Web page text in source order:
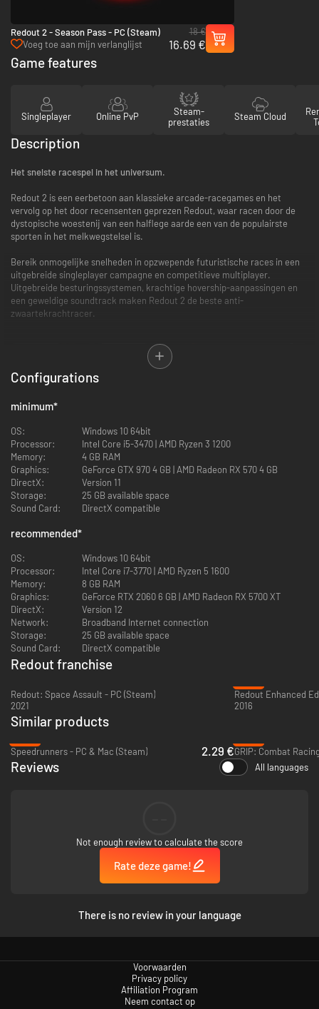
Redout 2 - Season Pass - PC (Steam)
Voeg toe aan mijn verlanglijst
18 €
16.69 €
Game features
Singleplayer Online PvP
Steam-
prestaties
Steam Cloud
Description
Het snelste racespel in het universum.
Redout 2 is een eerbetoon aan klassieke arcade-racegames en het
vervolg op het door recensenten geprezen Redout, waar racen door de
dystopische woestenij van een halflege aarde een van de populairste
sporten in het melkwegstelsel is.
Bereik onmogelijke snelheden in opzwepende futuristische races in een
uitgebreide singleplayer campagne en competitieve multiplayer.
Uitgebreide besturingssystemen, krachtige hovership-aanpassingen en
een geweldige soundtrack maken Redout 2 de beste anti-
zwaartekrachtracer.
HOOFDKENMERKEN
Snelheid en besturing: ervaar in de traditie van anti-zwaartekracht
raceklassiekers zoals Wipeout en F-Zero duizelingwekkende snelheden en
een intuïtieve besturing. Dit zorgt ervoor dat je niet alleen meteen met
Redout 2 aan de gang kunt, maar ook dat het erg bevredigend is als je
weg door de meest krankzinnige levels in de geschiedenis van het genre.
Uitgebreide Career Mode: vlieg door honderden events in 36 unieke
circuits, die ook nog eens allemaal omkeerbaar zijn! Scheur langs je
tegenstanders en heers aan de finish, van Arena Races en Time Attacks
tot Last Man Standing en intense Boss Races.
Competitieve multiplayer: race tegen andere coureurs in intense online
multiplayer-actie voor 12 spelers. Waag je aan nieuwe uitdagingen met
regelmatig toegevoegde content, naast seizoenen met unieke
esthetische beloningen.
: kies uit 12 verschillende chassis
en pas je eigen hovership volledig aan met een ongelooflijke selectie aan
aandrijvingen, stabilisatoren, roeren, luchtkoelers, vleugelkleppen,
magneten, vleugels, spoilers, raketmotoren, verf en meer! Leg met de
Waanzinnige soundtrack
: met supersterren uit de elektronische muziek,
waaronder de legendarische Giorgio Moroder en veelgeprezen talenten
Configurations
minimum*
OS:
Windows 10 64bit
Processor:
Intel Core i5-3470 | AMD Ryzen 3 1200
Memory:
4 GB RAM
Graphics:
GeForce GTX 970 4 GB | AMD Radeon RX 570 4 GB
DirectX:
Version 11
Storage:
25 GB available space
Sound Card:
DirectX compatible
recommended*
OS:
Windows 10 64bit
Processor:
Intel Core i7-3770 | AMD Ryzen 5 1600
Memory:
8 GB RAM
Graphics:
GeForce RTX 2060 6 GB | AMD Radeon RX 5700 XT
DirectX:
Version 12
Network:
Broadband Internet connection
Storage:
25 GB available space
Sound Card:
DirectX compatible
Redout franchise
Redout: Space Assault - PC (Steam)
2021
Redout Enhanced
2016
Similar products
Speedrunners - PC & Mac (Steam)
2.29 €GRIP: Combat
Reviews All languages
Not enough review to calculate the score
Rate deze game!
There is no review in your language
Voorwaarden
Privacy policy
Affiliation Program
Neem contact op